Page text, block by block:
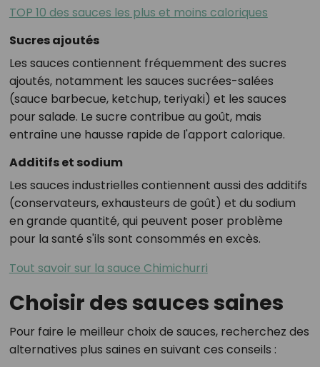
TOP 10 des sauces les plus et moins caloriques
Sucres ajoutés
Les sauces contiennent fréquemment des sucres
ajoutés, notamment les sauces sucrées-salées
(sauce barbecue, ketchup, teriyaki) et les sauces
pour salade. Le sucre contribue au goût, mais
entraîne une hausse rapide de l'apport calorique.
Additifs et sodium
Les sauces industrielles contiennent aussi des additifs
(conservateurs, exhausteurs de goût) et du sodium
en grande quantité, qui peuvent poser problème
pour la santé s'ils sont consommés en excès.
Tout savoir sur la sauce Chimichurri
Choisir des sauces saines
Pour faire le meilleur choix de sauces, recherchez des
alternatives plus saines en suivant ces conseils :